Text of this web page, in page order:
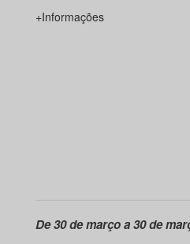
+Informações
De 30 de março a 30 de